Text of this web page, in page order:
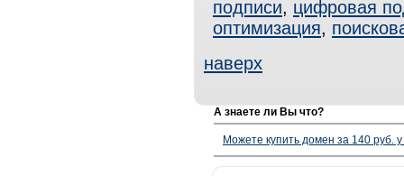
подписи, цифровая
оптимизация,
наверх
А знаете ли Вы что?
Можете купить домен за 140 руб.